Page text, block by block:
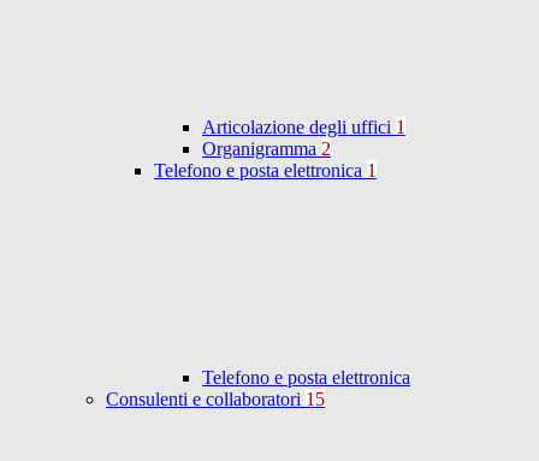
Articolazione degli uffici 1
Organigramma 2
Telefono e posta elettronica 1
Telefono e posta elettronica
Consulenti e collaboratori 15